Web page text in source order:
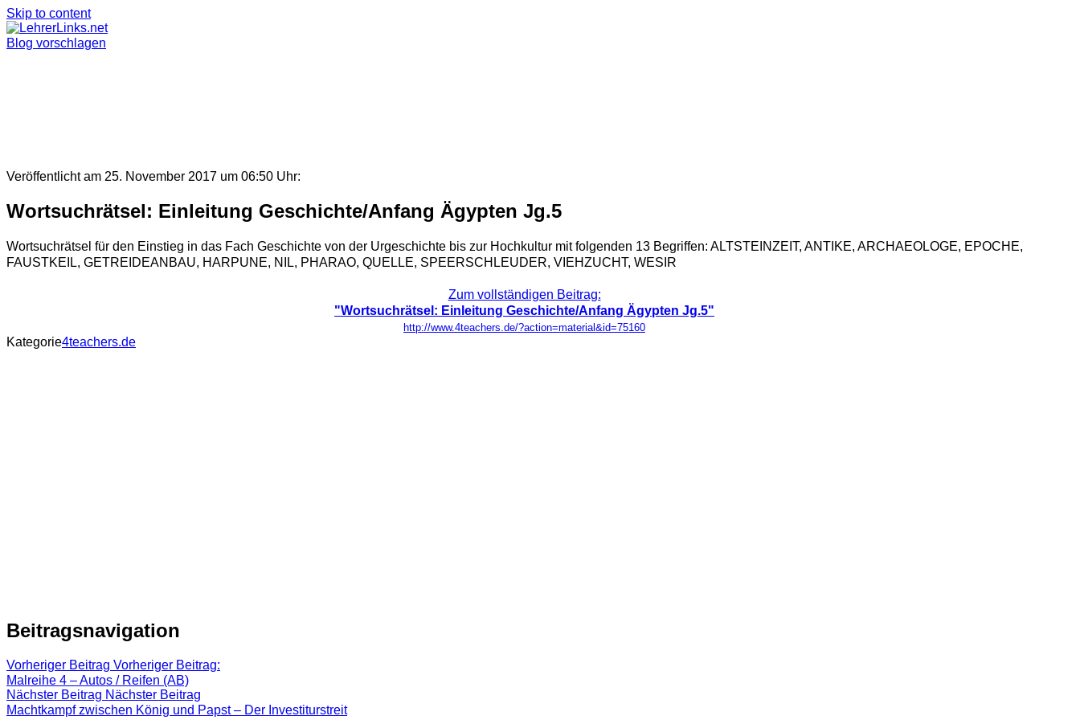
Skip to content
Blog vorschlagen
Veröffentlicht am 25. November 2017 um 06:50 Uhr:
Wortsuchrätsel: Einleitung Geschichte/Anfang Ägypten Jg.5
Wortsuchrätsel für den Einstieg in das Fach Geschichte von der Urgeschichte bis zur Hochkultur mit folgenden 13 Begriffen: ALTSTEINZEIT, ANTIKE, ARCHAEOLOGE, EPOCHE,
FAUSTKEIL, GETREIDEANBAU, HARPUNE, NIL, PHARAO, QUELLE, SPEERSCHLEUDER, VIEHZUCHT, WESIR
Zum vollständigen Beitrag:
"Wortsuchrätsel: Einleitung Geschichte/Anfang Ägypten Jg.5"
http://www.4teachers.de/?action=material&id=75160
Kategorie4teachers.de
Beitragsnavigation
Vorheriger Beitrag Vorheriger Beitrag:
Malreihe 4 – Autos / Reifen (AB)
Nächster Beitrag Nächster Beitrag
Machtkampf zwischen König und Papst – Der Investiturstreit